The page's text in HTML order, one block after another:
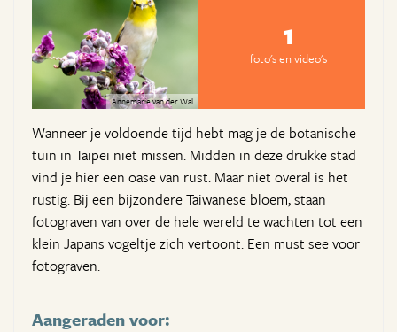
Annemarie van der Wal
1
foto's en video's
Wanneer je voldoende tijd hebt mag je de botanische
tuin in Taipei niet missen. Midden in deze drukke stad
vind je hier een oase van rust. Maar niet overal is het
rustig. Bij een bijzondere Taiwanese bloem, staan
fotograven van over de hele wereld te wachten tot een
klein Japans vogeltje zich vertoont. Een must see voor
fotograven.
Aangeraden voor: